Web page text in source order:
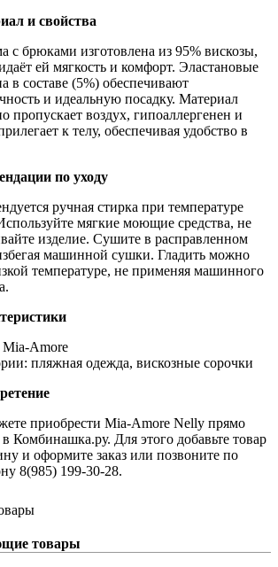
и свойства
с брюками изготовлена из 95% вискозы,
ей мягкость и комфорт. Эластановые
в составе (5%) обеспечивают
и идеальную посадку. Материал
пропускает воздух, гипоаллергенен и
к телу, обеспечивая удобство в
по уходу
ручная стирка при температуре
мягкие моющие средства, не
изделие. Сушите в расправленном
машинной сушки. Гладить можно
температуре, не применяя машинного
Mia-Amore
пляжная одежда, вискозные сорочки
приобрести Mia-Amore Nelly прямо
в Комбинашка.ру. Для этого добавьте товар
и оформите заказ или позвоните по
8(985) 199-30-28.
товары